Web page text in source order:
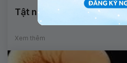
Tật nứt đốt sống gây ảnh
Xem thêm